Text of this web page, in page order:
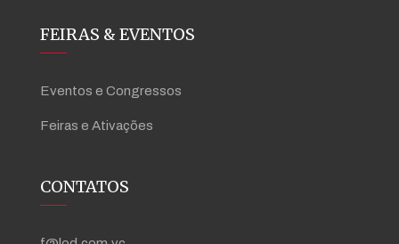
FEIRAS & EVENTOS
Eventos e Congressos
Feiras e Ativações
CONTATOS